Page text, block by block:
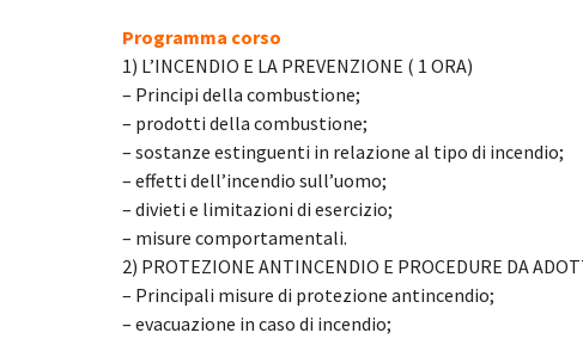
Programma corso
1) L’INCENDIO E LA PREVENZIONE ( 1 ORA)
– Principi della combustione;
– prodotti della combustione;
– sostanze estinguenti in relazione al tipo di incendio;
– effetti dell’incendio sull’uomo;
– divieti e limitazioni di esercizio;
– misure comportamentali.
2) PROTEZIONE ANTINCENDIO E PROCEDURE DA
– Principali misure di protezione antincendio;
– evacuazione in caso di incendio;